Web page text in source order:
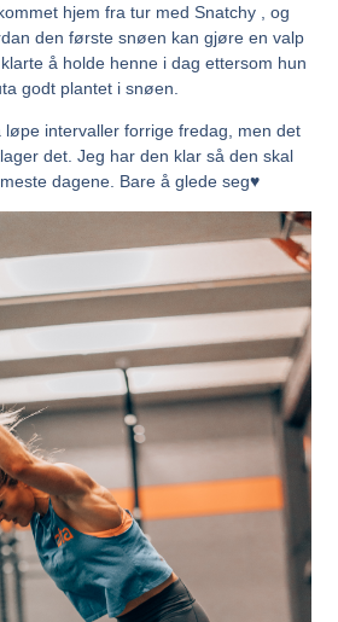
hjem fra tur med Snatchy , og
den første snøen kan gjøre en valp
å holde henne i dag ettersom hun
godt plantet i snøen.
intervaller forrige fredag, men det
det. Jeg har den klar så den skal
dagene. Bare å glede seg♥